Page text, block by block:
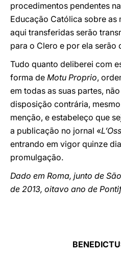
procedimentos pendentes
Educação Católica sobre as
aqui transferidas serão
para o Clero e por ela serão
Tudo quanto deliberei com
forma de Motu Proprio,
em todas as suas partes,
disposição contrária,
menção, e estabeleço que
a publicação no jornal «
entrando em vigor quinze
promulgação.
Dado em Roma, junto de
de 2013, oitavo ano de